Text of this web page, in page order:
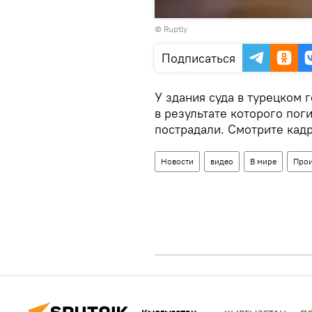
Воспроизвести
© Ruptly
Подписаться
У здания суда в турецком
в результате которого
пострадали. Смотрите
Новости видео В мире